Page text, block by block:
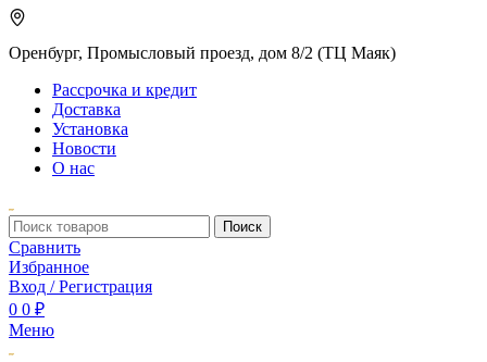
Оренбург, Промысловый проезд, дом 8/2 (ТЦ Маяк)
Рассрочка и кредит
Доставка
Установка
Новости
О нас
Поиск
Сравнить
Избранное
Вход / Регистрация
0 0 ₽
Меню